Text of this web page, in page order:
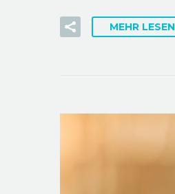
MEHR LESEN